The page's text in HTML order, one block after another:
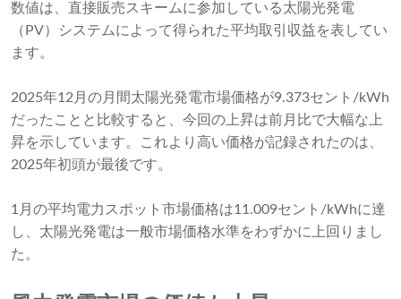
数値は、直接販売スキームに参加している太陽光発電
（PV）システムによって得られた平均取引収益を表してい
ます。
2025年12月の月間太陽光発電市場価格が9.373セント/kWh
だったことと比較すると、今回の上昇は前月比で大幅な上
昇を示しています。これより高い価格が記録されたのは、
2025年初頭が最後です。
1月の平均電力スポット市場価格は11.009セント/kWhに達
し、太陽光発電は一般市場価格水準をわずかに上回りまし
た。